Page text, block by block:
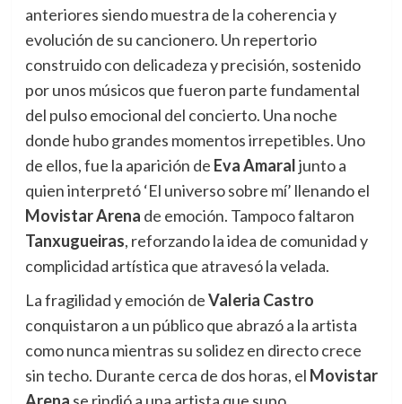
anteriores siendo muestra de la coherencia y
evolución de su cancionero. Un repertorio
construido con delicadeza y precisión, sostenido
por unos músicos que fueron parte fundamental
del pulso emocional del concierto. Una noche
donde hubo grandes momentos irrepetibles. Uno
de ellos, fue la aparición de Eva Amaraljunto a
quien interpretó ‘El universo sobre mí’ llenando el
Movistar Arena de emoción. Tampoco faltaron
Tanxugueiras, reforzando la idea de comunidad y
complicidad artística que atravesó la velada.
La fragilidad y emoción deValeria Castro
conquistaron a un público que abrazó a la artista
como nunca mientras su solidez en directo crece
sin techo. Durante cerca de dos horas, el Movistar
Arena se rindió a una artista que supo